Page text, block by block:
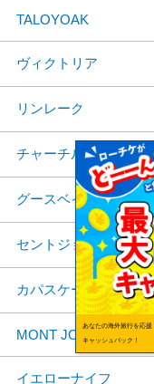
TALOYOAK
ヴィクトリア
リンレーク
チャーチル
グースベイ
セントジョーンズ
カパスケーシング
MONT JOLI
イエローナイフ
あなたの海外旅行を応
キャッシュバック！